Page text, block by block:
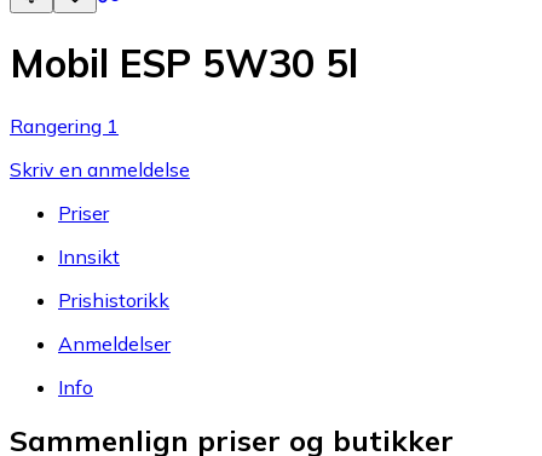
Mobil ESP 5W30 5l
Rangering 1
Skriv en anmeldelse
Priser
Innsikt
Prishistorikk
Anmeldelser
Info
Sammenlign priser og butikker